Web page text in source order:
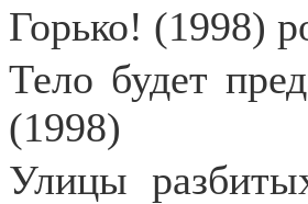
Горько! (1998)
Тело будет
(1998)
Улицы